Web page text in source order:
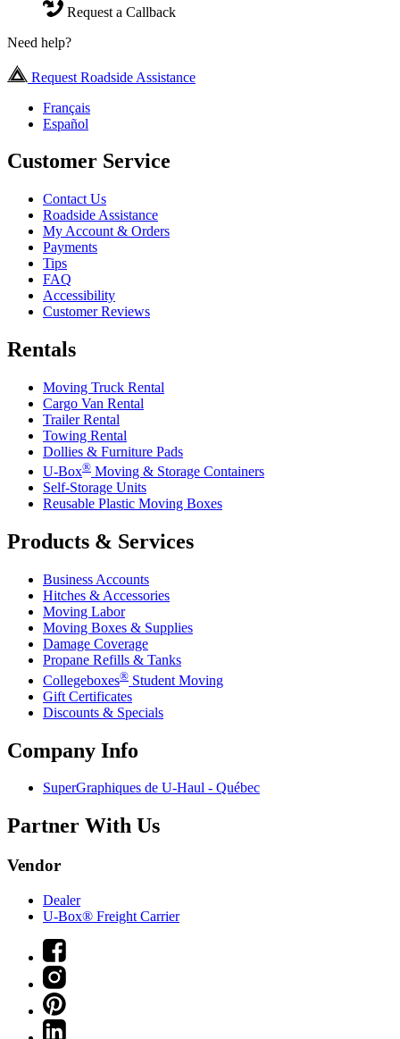
Request a Callback
Need help?
Request Roadside Assistance
Français
Español
Customer Service
Contact Us
Roadside Assistance
My Account & Orders
Payments
Tips
FAQ
Accessibility
Customer Reviews
Rentals
Moving Truck Rental
Cargo Van Rental
Trailer Rental
Towing Rental
Dollies & Furniture Pads
U-Box® Moving & Storage Containers
Self-Storage Units
Reusable Plastic Moving Boxes
Products & Services
Business Accounts
Hitches & Accessories
Moving Labor
Moving Boxes & Supplies
Damage Coverage
Propane Refills & Tanks
Collegeboxes® Student Moving
Gift Certificates
Discounts & Specials
Company Info
SuperGraphiques de U-Haul - Québec
Partner With Us
Vendor
Dealer
U-Box® Freight Carrier